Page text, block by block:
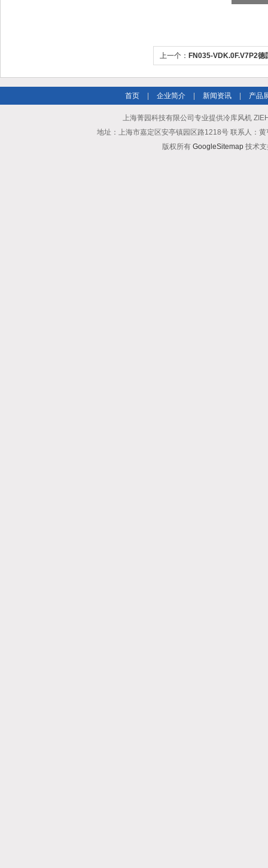
上一个： FN035-VDK.0F.V7P2德
首页 企业简介 新闻资讯 产品
上海菁园科技有限公司专业提供冷库风机
地址：上海市嘉定区安亭镇园区路1218号 联系人：
版权所有 GoogleSitemap技术支